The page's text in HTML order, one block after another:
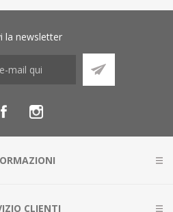
la newsletter
CLIENTI